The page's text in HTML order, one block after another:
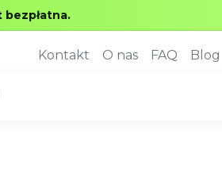
bezpłatna.
Kontakt O nas FAQ Blog